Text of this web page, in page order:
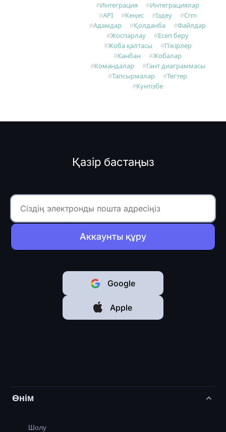
Интеграция
Интеграциялар
API
Кеңес Іздеу
Crm
Адамдар
Қолданба
Файлдар
Жоспарлау
Есеп беру
Жоба қалтасы
Пікірлер
Канбан
Жобалар
Командалар
Гант диаграммасы
Тапсырмалар
Тегтер
Күнтізбе
Қазір бастаңыз
Аккаунты құру
Google
Apple
Өнім
Шолу